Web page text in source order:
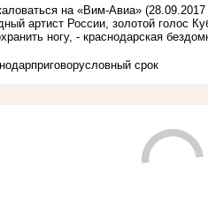
на «Вим-Авиа»
артист России, золотой голос
ногу, - краснодарская
приговорусловный срок